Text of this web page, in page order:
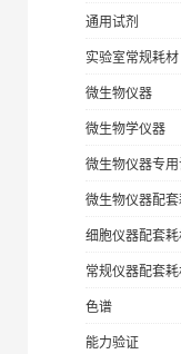
通用试剂
实验室常规耗材
微生物仪器
微生物学仪器
微生物仪器专用
微生物仪器配
细胞仪器配套耗
常规仪器配套耗
色谱
能力验证